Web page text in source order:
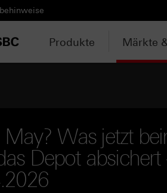
Produkte Märkte
May? Was jetzt
Depot